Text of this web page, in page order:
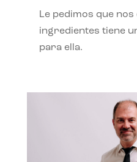
Le pedimos que
ingredientes tiene
para ella.